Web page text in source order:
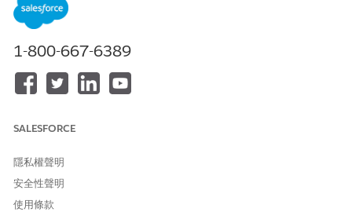
Salesforce 說明：設定增強型 Analytics for Healthcare 應用程
式
Salesforce 說明：內嵌顯示面板
1-800-667-6389
SALESFORCE
隱私權聲明
安全性聲明
使用條款